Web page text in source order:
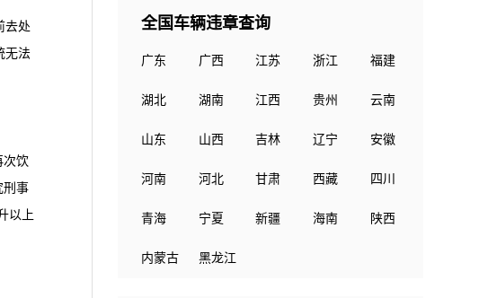
去处
无法
次饮
刑事
以上
全国车辆违章查询
广东 广西 江苏 浙江 福建
湖北 湖南 江西 贵州 云南
山东 山西 吉林 辽宁 安徽
河南 河北 甘肃 西藏 四川
青海 宁夏 新疆 海南 陕西
内蒙古 黑龙江